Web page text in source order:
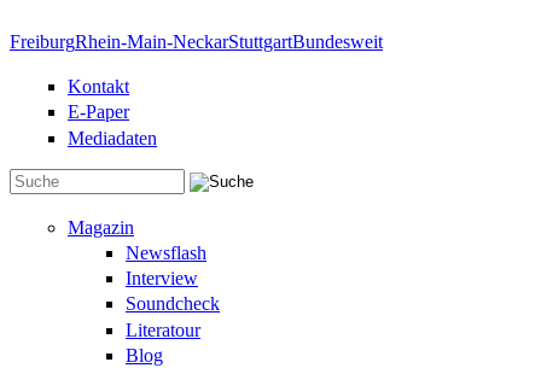
FreiburgRhein-Main-NeckarStuttgartBundesweit
Kontakt
E-Paper
Mediadaten
Magazin
Newsflash
Interview
Soundcheck
Literatour
Blog